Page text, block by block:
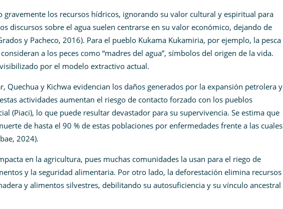
gravemente los recursos hídricos, ignorando su valor cultural y espiritual para
discursos sobre el agua suelen centrarse en su valor económico, dejando de
y Pacheco, 2016). Para el pueblo Kukama Kukamiria, por ejemplo, la pesca
a los peces como “madres del agua”, símbolos del origen de la vida.
por el modelo extractivo actual.
Quechua y Kichwa evidencian los daños generados por la expansión petrolera y
actividades aumentan el riesgo de contacto forzado con los pueblos
(Piaci), lo que puede resultar devastador para su supervivencia. Se estima que
de hasta el 90 % de estas poblaciones por enfermedades frente a las cuales
2024).
en la agricultura, pues muchas comunidades la usan para el riego de
y la seguridad alimentaria. Por otro lado, la deforestación elimina recursos
y alimentos silvestres, debilitando su autosuficiencia y su vínculo ancestral